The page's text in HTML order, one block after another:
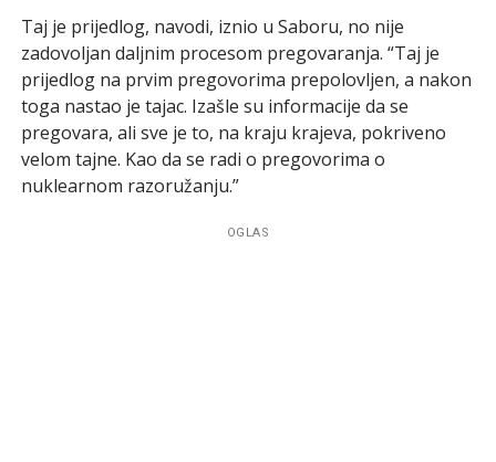
Taj je prijedlog, navodi, iznio u Saboru, no nije
zadovoljan daljnim procesom pregovaranja. “Taj je
prijedlog na prvim pregovorima prepolovljen, a nakon
toga nastao je tajac. Izašle su informacije da se
pregovara, ali sve je to, na kraju krajeva, pokriveno
velom tajne. Kao da se radi o pregovorima o
nuklearnom razoružanju.”
OGLAS